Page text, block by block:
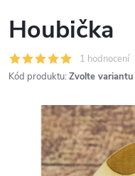
Houbička
1 hodnocení
Kód produktu: Zvolte variantu